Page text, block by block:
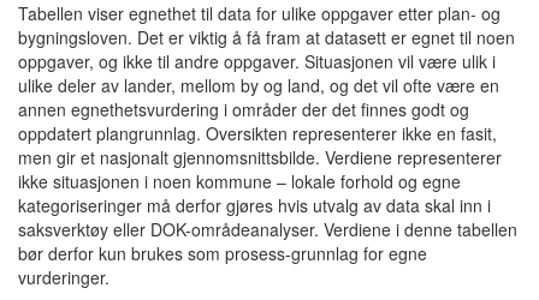
Tabellen viser egnethet til data for ulike oppgaver etter plan- og
bygningsloven. Det er viktig å få fram at datasett er egnet til noen
oppgaver, og ikke til andre oppgaver. Situasjonen vil være ulik i
ulike deler av lander, mellom by og land, og det vil ofte være en
annen egnethetsvurdering i områder der det finnes godt og
oppdatert plangrunnlag. Oversikten representerer ikke en fasit,
men gir et nasjonalt gjennomsnittsbilde. Verdiene representerer
ikke situasjonen i noen kommune – lokale forhold og egne
kategoriseringer må derfor gjøres hvis utvalg av data skal inn i
saksverktøy eller DOK-områdeanalyser. Verdiene i denne tabellen
bør derfor kun brukes som prosess-grunnlag for egne
vurderinger.